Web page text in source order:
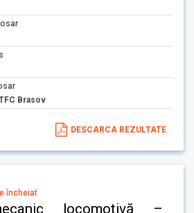
Brasov
DESCARCA REZULTATE
încheiat
locomotivă –